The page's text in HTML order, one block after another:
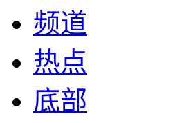
频道
热点
底部